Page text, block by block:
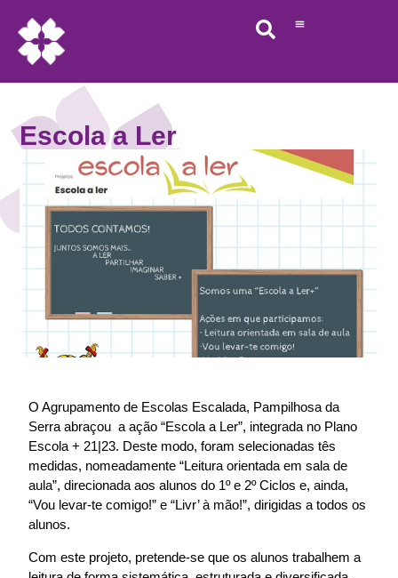
Escola a Ler
O Agrupamento de Escolas Escalada, Pampilhosa da
Serra abraçou a ação “Escola a Ler”, integrada no Plano
Escola + 21|23. Deste modo, foram selecionadas tês
medidas, nomeadamente “Leitura orientada em sala de
aula”, direcionada aos alunos do 1º e 2º Ciclos e, ainda,
“Vou levar-te comigo!” e “Livr’ à mão!”, dirigidas a todos os
alunos.
Com este projeto, pretende-se que os alunos trabalhem a